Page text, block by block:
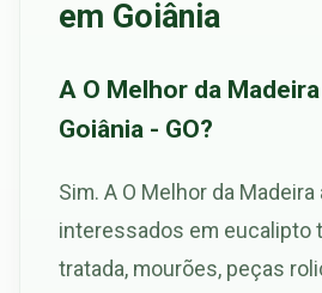
em Goiânia
A O Melhor da
Goiânia - GO?
Sim. A O Melhor da
interessados em eucalipto
tratada, mourões, peças